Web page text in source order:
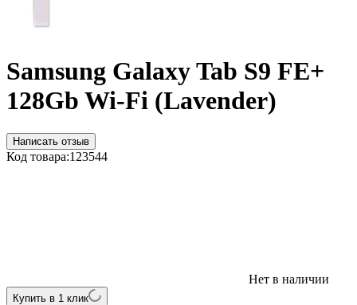
Samsung Galaxy Tab S9 FE+
128Gb Wi-Fi (Lavender)
Написать отзыв
Код товара:123544
Нет в наличии
Купить в 1 клик